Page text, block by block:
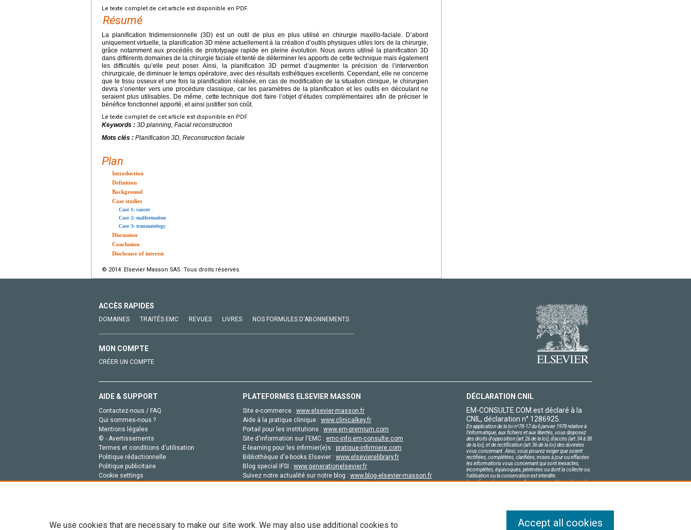
Le texte complet de cet article est disponible en PDF.
Résumé
La planification tridimensionnelle (3D) est un outil de plus en plus utilisé en chirurgie maxillo-faciale. D’abord
uniquement virtuelle, la planification 3D mène actuellement à la création d’outils physiques utiles lors de la chirurgie,
grâce notamment aux procédés de prototypage rapide en pleine évolution. Nous avons utilisé la planification 3D
dans différents domaines de la chirurgie faciale et tenté de déterminer les apports de cette technique mais également
les difficultés qu’elle peut poser. Ainsi, la planification 3D permet d’augmenter la précision de l’intervention
chirurgicale, de diminuer le temps opératoire, avec des résultats esthétiques excellents. Cependant, elle ne concerne
que le tissu osseux et une fois la planification réalisée, en cas de modification de la situation clinique, le chirurgien
devra s’orienter vers une procédure classique, car les paramètres de la planification et les outils en découlant ne
seraient plus utilisables. De même, cette technique doit faire l’objet d’études complémentaires afin de préciser le
bénéfice fonctionnel apporté, et ainsi justifier son coût.
Le texte complet de cet article est disponible en PDF.
Keywords : 3D planning, Facial reconstruction
Mots clés : Planification 3D, Reconstruction faciale
Plan
Introduction
Definition
Background
Case studies
Case 1: cancer
Case 2: malformation
Case 3: traumatology
Discussion
Conclusion
Disclosure of interest
© 2014 Elsevier Masson SAS. Tous droits réservés.
ACCÈS RAPIDES
DOMAINES TRAITÉS EMC REVUES LIVRES NOS FORMULES D'ABONNEMENTS
MON COMPTE
CRÉER UN COMPTE
AIDE & SUPPORT
Contactez-nous / FAQ
Qui sommes-nous ?
Mentions légales
© - Avertissements
Termes et conditions d'utilisation
Politique rédactionnelle
Politique publicitaire
Cookie settings
PLATEFORMES ELSEVIER MASSON
Site e-commerce : www.elsevier-masson.fr
Aide à la pratique clinique : www.clinicalkey.fr
Portail pour les institutions : www.em-premium.com
Site d'information sur l'EMC : emc-info.em-consulte.com
E-learning pour les infirmier(e)s : pratique-infirmiere.com
Bibliothèque d'e-books Elsevier : www.elsevierelibrary.fr
Blog special IFSI : www.generationelsevier.fr
Suivez notre actualité sur notre blog : www.blog-elsevier-masson.fr
DÉCLARATION CNIL
EM-CONSULTE.COM est déclaré à la
CNIL, déclaration n° 1286925.
En application de la loi nº78-17 du 6 janvier 1978 relative à
l'informatique, aux fichiers et aux libertés, vous disposez
des droits d'opposition (art.26 de la loi), d'accès (art.34 à 38
de la loi), et de rectification (art.36 de la loi) des données
vous concernant. Ainsi, vous pouvez exiger que soient
rectifiées, complétées, clarifiées, mises à jour ou effacées
les informations vous concernant qui sont inexactes,
incomplètes, équivoques, périmées ou dont la collecte ou
l'utilisation ou la conservation est interdite.
Les informations personnelles concernant les visiteurs de
We use cookies that are necessary to make our site work. We may also use additional cookies to Accept all cookies